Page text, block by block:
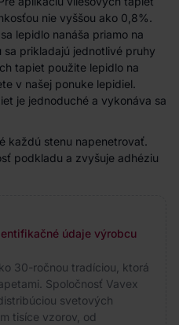
nie vyššou ako 0,8%.
lepidlo nanáša priamo na
prikladajú jednotlivé pruhy
tapiet použite lepidlo na
v našej ponuke lepidiel.
je jednoduché a vykonáva sa
každú stenu napenetrovať.
podkladu a zvyšuje adhéziu
údaje výrobcu
30-ročnou tradíciou, ktorá
Spoločnosť Vavex
svetových
tisíce vzorov, od